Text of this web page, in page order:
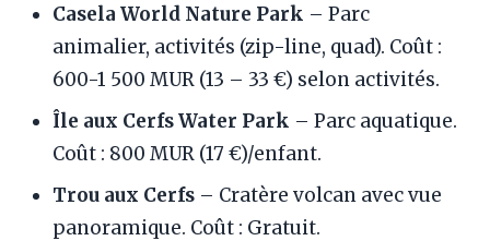
Casela World Nature Park – Parc
animalier, activités (zip-line, quad). Coût :
600-1 500 MUR (13 – 33 €) selon activités.
Île aux Cerfs Water Park – Parc aquatique.
Coût : 800 MUR (17 €)/enfant.
Trou aux Cerfs – Cratère volcan avec vue
panoramique. Coût : Gratuit.